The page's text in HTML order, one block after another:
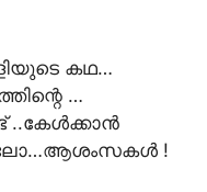
കഥ…
…
!